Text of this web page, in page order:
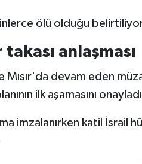
ölü olduğu
anlaşması
Mısır'da devam eden
ilk aşamasını
imzalanırken katil İsrail